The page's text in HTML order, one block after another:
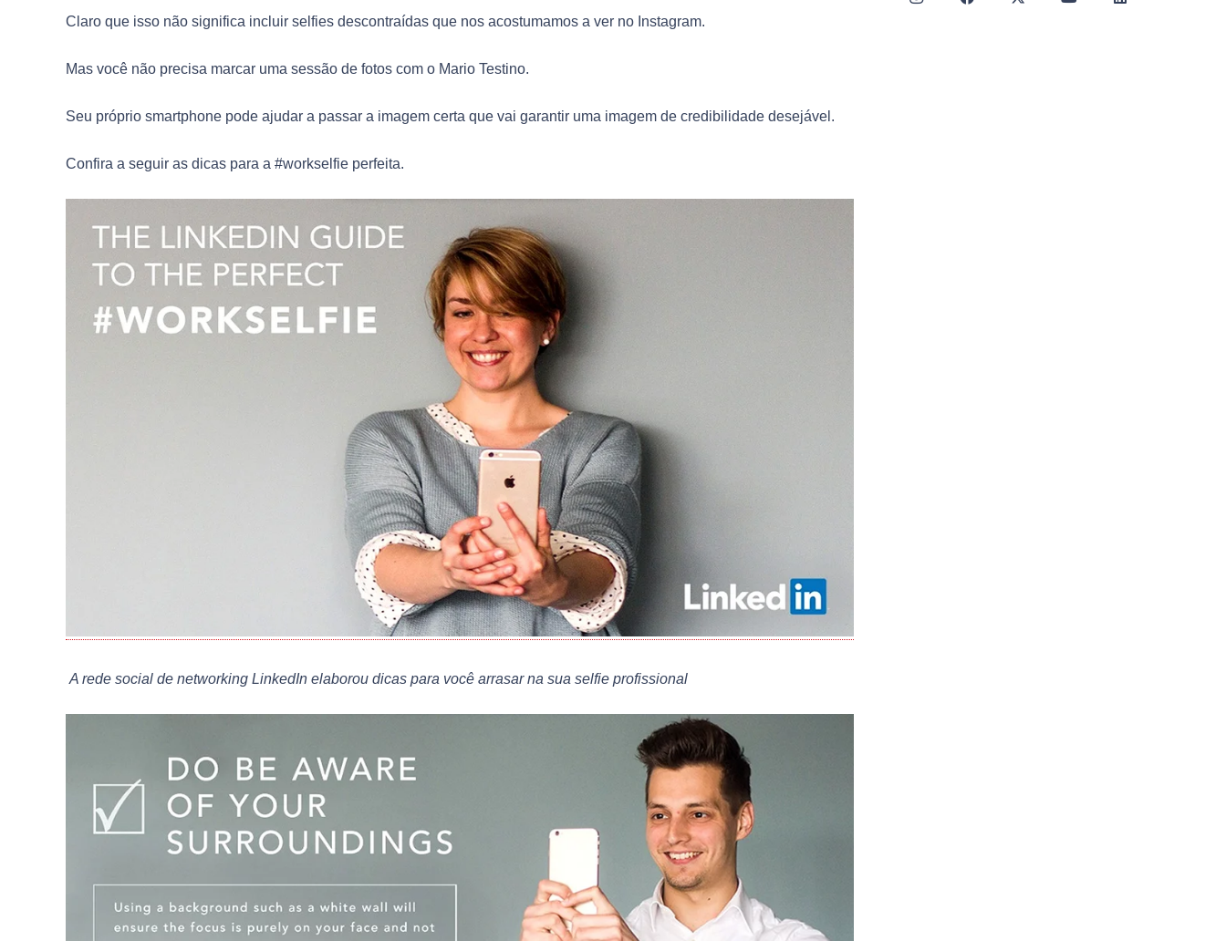
Claro que isso não significa incluir selfies descontraídas que nos acostumamos a ver no Instagram.
Mas você não precisa marcar uma sessão de fotos com o Mario Testino.
Seu próprio smartphone pode ajudar a passar a imagem certa que vai garantir uma imagem de credibilidade desejável.
Confira a seguir as dicas para a #workselfie perfeita.
A rede social de networking LinkedIn elaborou dicas para você arrasar na sua selfie profissional